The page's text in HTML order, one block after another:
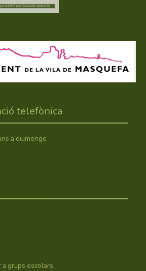
telefònica
a diumenge
a grups escolars.